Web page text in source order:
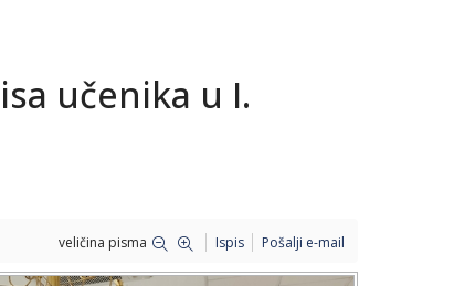
učenika u I.
veličina pisma Ispis Pošalji e-mail